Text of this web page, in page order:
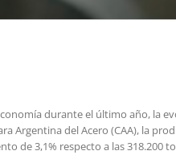
durante el último año, la
Argentina del Acero (CAA), la
de 3,1% respecto a las 318.200